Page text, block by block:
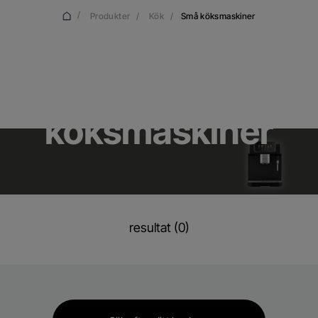
/ Produkter / Kök / Små köksmaskiner
köksmaskiner
resultat (0)